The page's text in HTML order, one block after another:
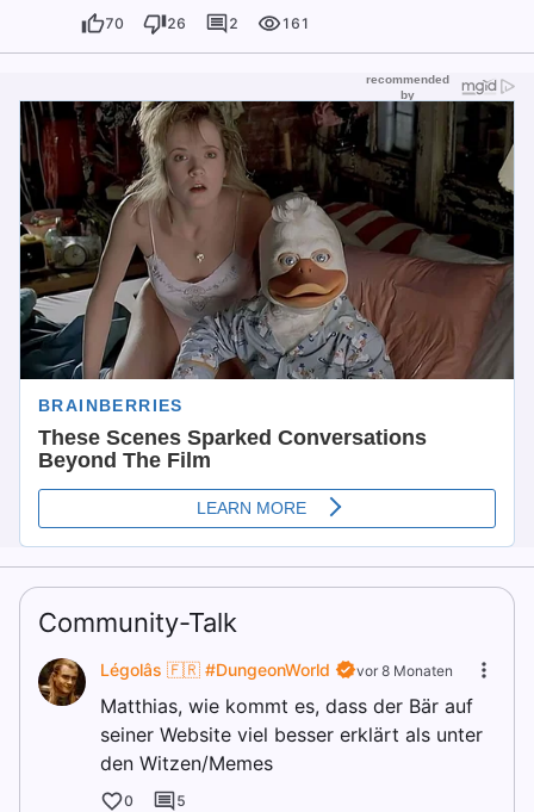
70 26 2 161
Community-Talk
Légolâs 🇫🇷 #DungeonWorld vor 8 Monaten
Matthias, wie kommt es, dass der Bär auf
seiner Website viel besser erklärt als unter
den Witzen/Memes
0 5